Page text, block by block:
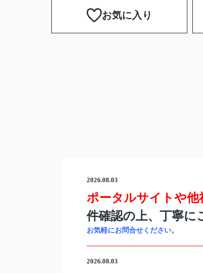
お気に入り
2026.08.03
ポータルサイトや他
件確認の上、丁寧に
お気軽にお問合せください。
2026.08.03